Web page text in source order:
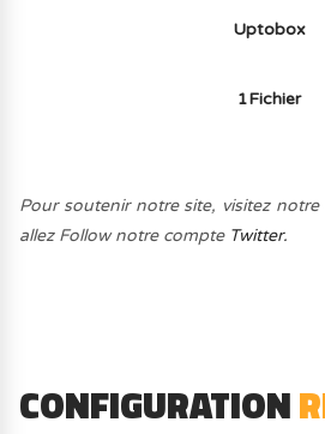
Uptobox
1Fichier
Pour soutenir notre site, visitez
allez Follow notre compte Twitter.
CONFIGURATION